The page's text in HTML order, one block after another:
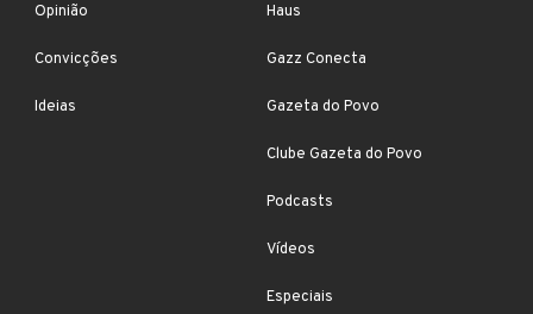
Opinião
Convicções
Ideias
Haus
Gazz Conecta
Gazeta do Povo
Clube Gazeta do Povo
Podcasts
Vídeos
Especiais